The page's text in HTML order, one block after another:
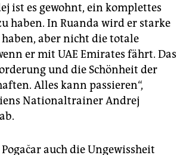
ist es gewohnt, ein komplettes
haben. In Ruanda wird er starke
aber nicht die totale
er mit UAE Emirates fährt. Das
und die Schönheit der
Alles kann passieren“,
Nationaltrainer Andrej
auch die Ungewissheit